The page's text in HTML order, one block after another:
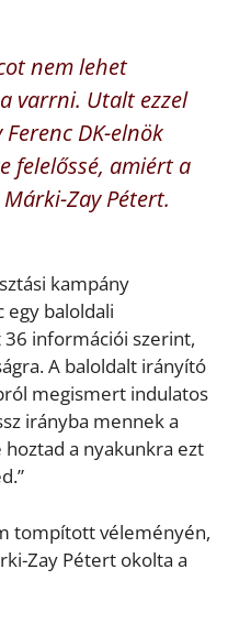
nem lehet
varrni. Utalt ezzel
DK-elnök
felelőssé, amiért a
Zay Pétert.
kampány
egy baloldali
információi szerint,
A baloldalt irányító
megismert indulatos
irányba mennek a
hoztad a nyakunkra ezt
tompított véleményén,
Zay Pétert okolta a